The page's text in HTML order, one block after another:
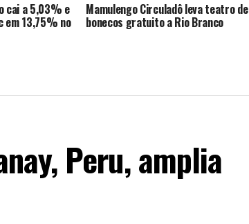
cai a 5,03% e
em 13,75% no
Mamulengo Circuladô leva teatro de
bonecos gratuito a Rio Branco
Peru, amplia